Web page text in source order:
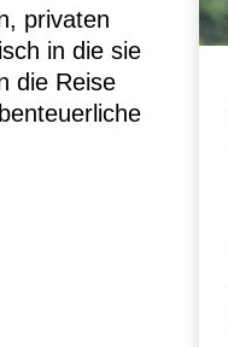
privaten
in die sie
die Reise